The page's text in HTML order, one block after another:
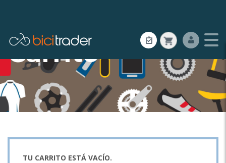
Carrito
TU CARRITO ESTÁ VACÍO.